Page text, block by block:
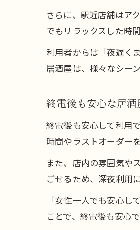
さらに、駅近店舗はア
でもリラックスした時
利用者からは「夜遅く
居酒屋は、様々なシー
終電後も安心な居
終電後も安心して利用
時間やラストオーダー
また、店内の雰囲気や
ごせるため、深夜利用
「女性一人でも安心
ことで、終電後も安心